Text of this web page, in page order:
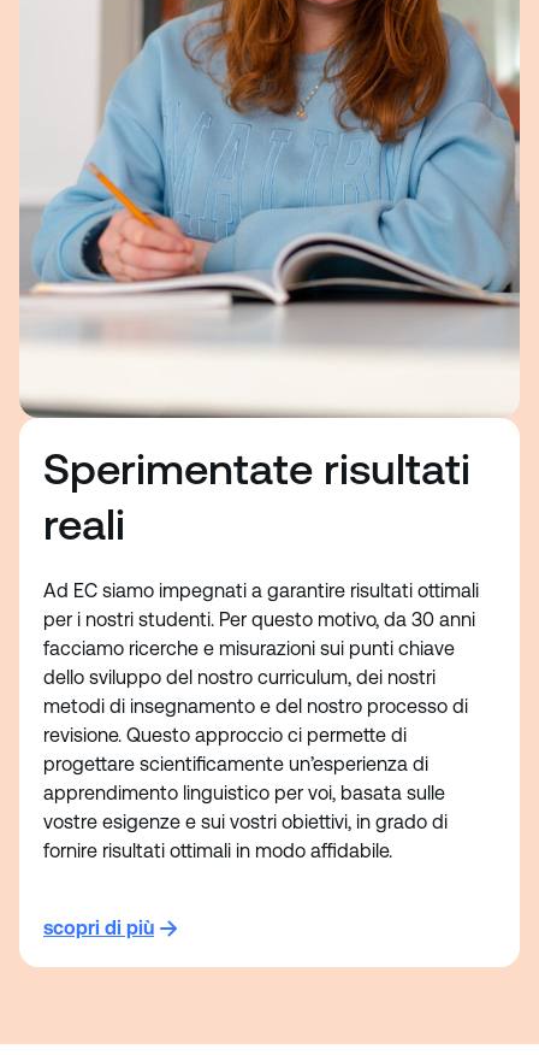
Sperimentate risultati
reali
Ad EC siamo impegnati a garantire risultati ottimali
per i nostri studenti. Per questo motivo, da 30 anni
facciamo ricerche e misurazioni sui punti chiave
dello sviluppo del nostro curriculum, dei nostri
metodi di insegnamento e del nostro processo di
revisione. Questo approccio ci permette di
progettare scientificamente un’esperienza di
apprendimento linguistico per voi, basata sulle
vostre esigenze e sui vostri obiettivi, in grado di
fornire risultati ottimali in modo affidabile.
scopri di più